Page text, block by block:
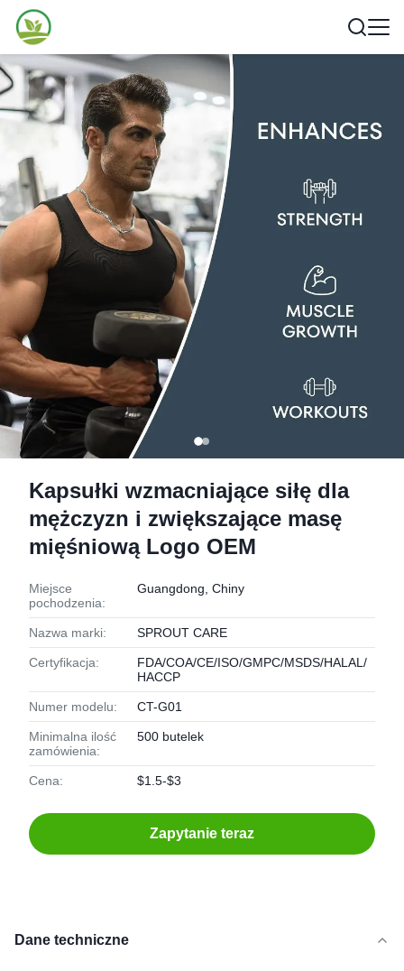
Kapsułki wzmacniające siłę dla
mężczyzn i zwiększające masę
mięśniową Logo OEM
Miejsce
pochodzenia:
Guangdong, Chiny
Nazwa marki: SPROUT CARE
Certyfikacja:
FDA/COA/CE/ISO/GMPC/MSDS/HALAL/
HACCP
Numer modelu: CT-G01
Minimalna ilość
zamówienia:
500 butelek
Cena: $1.5-$3
Zapytanie teraz
Dane techniczne